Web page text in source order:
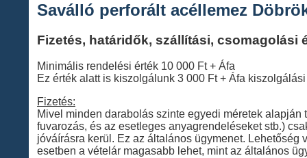
Saválló perforált acéllemez
Fizetés, határidők, szállítási, csomagolási
Minimális rendelési érték 10 000 Ft + Áfa
Ez érték alatt is kiszolgálunk 3 000 Ft + Áfa
Fizetés:
Mivel minden darabolás szinte egyedi méretek
fuvarozás, és az esetleges anyagrendeléseket stb.)
jóváírásra kerül. Ez az általános ügymenet.
esetben a vételár magasabb lehet, mint az általános